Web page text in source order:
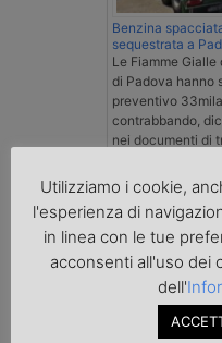
Benzina
sequestrata a
Le Fiamme
di Padova hanno
preventivo
contrabbando,
nei documenti di
contrabbando di
conducente
al valico di
Utilizziamo i cookie,
l'esperienza di
in linea con le tue
acconsenti all'uso dei
dell'